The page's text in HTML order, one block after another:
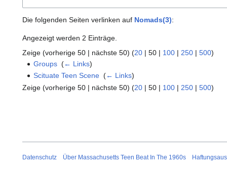
Die folgenden Seiten verlinken auf Nomads(3):
Angezeigt werden 2 Einträge.
Zeige (vorherige 50 | nächste 50) (20 | 50 | 100 | 250 | 500)
Groups ‎(← Links)
Scituate Teen Scene ‎(← Links)
Zeige (vorherige 50 | nächste 50) (20 | 50 | 100 | 250 | 500)
Datenschutz Über Massachusetts Teen Beat In The 1960s